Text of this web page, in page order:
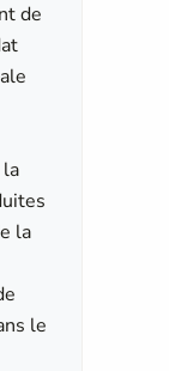
de
la
le